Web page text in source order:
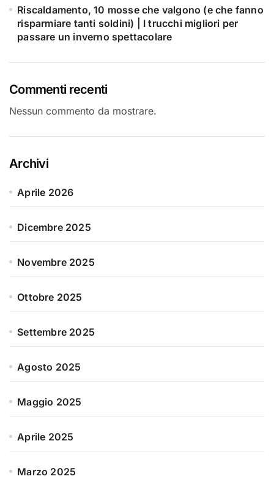
Riscaldamento, 10 mosse che valgono (e che fanno
risparmiare tanti soldini) | I trucchi migliori per
passare un inverno spettacolare
Commenti recenti
Nessun commento da mostrare.
Archivi
Aprile 2026
Dicembre 2025
Novembre 2025
Ottobre 2025
Settembre 2025
Agosto 2025
Maggio 2025
Aprile 2025
Marzo 2025